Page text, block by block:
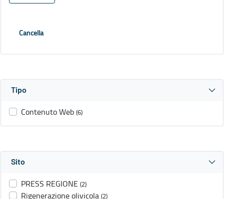
Cancella
Tipo
Contenuto Web (6)
Sito
PRESS REGIONE (2)
Rigenerazione olivicola (2)